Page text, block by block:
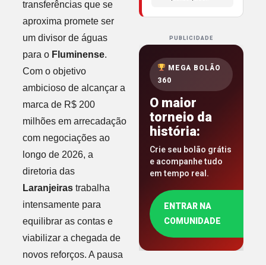
transferências que se
aproxima promete ser
um divisor de águas
para o Fluminense.
Com o objetivo
ambicioso de alcançar a
marca de R$ 200
milhões em arrecadação
com negociações ao
longo de 2026, a
diretoria das
Laranjeirastrabalha
intensamente para
equilibrar as contas e
viabilizar a chegada de
novos reforços. A pausa
PUBLICIDADE
MEGA BOLÃO
360
O maior
torneio da
história:
Crie seu bolão grátis
e acompanhe tudo
em tempo real.
ENTRAR NA
COMUNIDADE